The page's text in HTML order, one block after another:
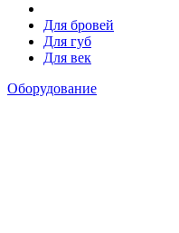
Для бровей
Для губ
Для век
Оборудование